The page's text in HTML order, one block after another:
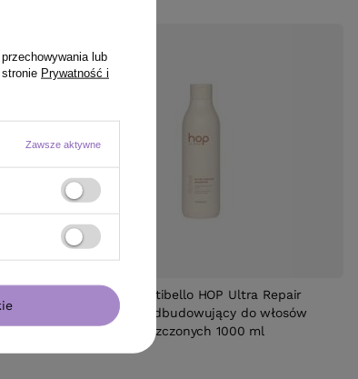
Szampon Montibello HOP Ultra Repair
intensywnie odbudowujący do włosów
suchych i zniszczonych 1000 ml
lub
Prywatność i
Zawsze aktywne